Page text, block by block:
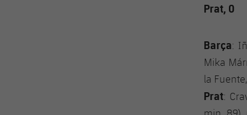
Prat, 0
Barça:
Mika
la
Prat: